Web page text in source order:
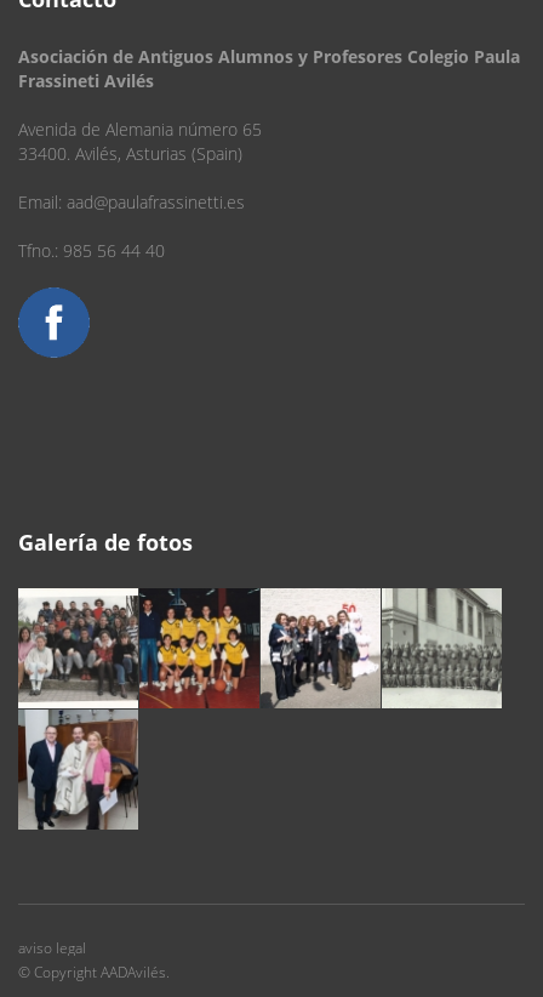
Asociación de Antiguos Alumnos y Profesores Colegio Paula
Frassineti Avilés
Avenida de Alemania número 65
33400. Avilés, Asturias (Spain)
Email: aad@paulafrassinetti.es
Tfno.: 985 56 44 40
Galería de fotos
aviso legal
© Copyright AADAvilés.